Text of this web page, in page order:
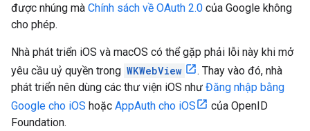
được nhúng mà Chính sách về OAuth 2.0 của Google không
cho phép.
Nhà phát triển iOS và macOS có thể gặp phải lỗi này khi mở
yêu cầu uỷ quyền trong WKWebView
. Thay vào đó, nhà
phát triển nên dùng các thư viện iOS như Đăng nhập bằng
Google cho iOS hoặc AppAuth cho iOS
của OpenID
Foundation.